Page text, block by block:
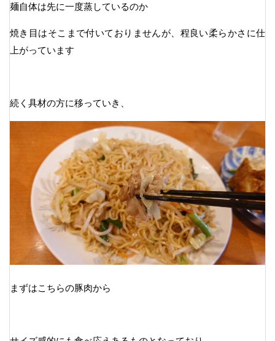
麺自体は先に一度蒸しているのか
焼き目はそこまで付いておりませんが、程良い柔らかさに仕
上がっています
続く具材の方に移っていき、
まずはこちらの豚肉から